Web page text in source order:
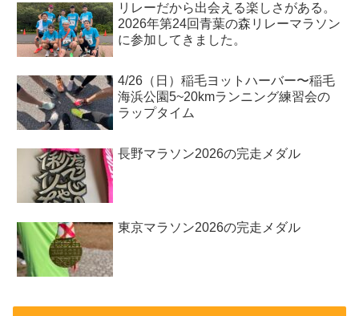
リレーだから出会える楽しさがある。
2026年第24回青葉の森リレーマラソン
に参加してきました。
4/26（日）稲毛ヨットハーバー〜稲毛
海浜公園5~20kmランニング練習会の
ラップタイム
長野マラソン2026の完走メダル
東京マラソン2026の完走メダル